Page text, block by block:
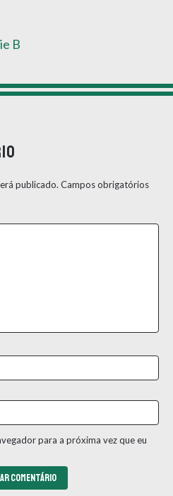
B
publicado. Campos obrigatórios
para a próxima vez que eu